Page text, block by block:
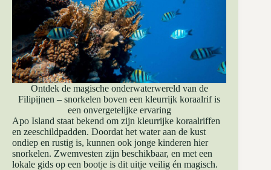
Ontdek de magische onderwaterwereld van de
Filipijnen – snorkelen boven een kleurrijk koraalrif is
een onvergetelijke ervaring
Apo Island staat bekend om zijn kleurrijke koraalriffen
en zeeschildpadden. Doordat het water aan de kust
ondiep en rustig is, kunnen ook jonge kinderen hier
snorkelen. Zwemvesten zijn beschikbaar, en met een
lokale gids op een bootje is dit uitje veilig én magisch.